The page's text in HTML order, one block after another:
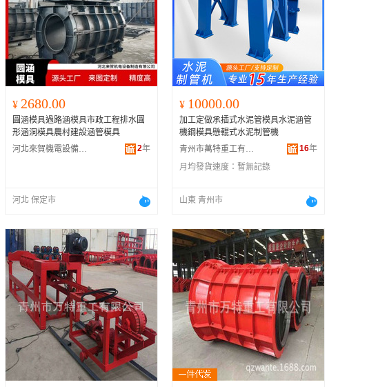
¥ 2680.00
圓涵模具過路涵模具市政工程排水圓
形涵洞模具農村建設涵管模具
河北來賀機電設備制造有限公司
2年
河北 保定市
¥ 10000.00
加工定做承插式水泥管模具水泥涵管
機鋼模具懸輥式水泥制管機
青州市萬特重工有限公司
16年
月均發貨速度： 暫無記錄
山東 青州市